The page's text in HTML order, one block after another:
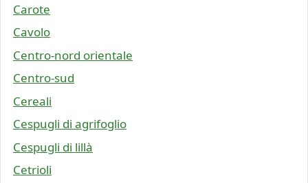
Carote
Cavolo
Centro-nord orientale
Centro-sud
Cereali
Cespugli di agrifoglio
Cespugli di lillà
Cetrioli